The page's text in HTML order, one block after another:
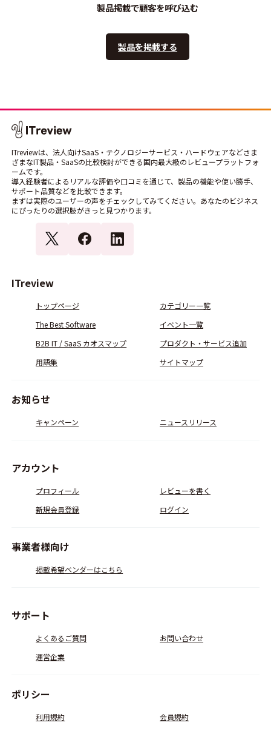
製品掲載で顧客を呼び込む
製品を掲載する
ITreviewは、法人向けSaaS・テクノロジーサービス・ハードウェアなどさま
ざまなIT製品・SaaSの比較検討ができる国内最大級のレビュープラットフォ
ームです。
導入経験者によるリアルな評価や口コミを通じて、製品の機能や使い勝手、
サポート品質などを比較できます。
まずは実際のユーザーの声をチェックしてみてください。あなたのビジネス
にぴったりの選択肢がきっと見つかります。
ITreview
トップページ
カテゴリー一覧
The Best Software
イベント一覧
B2B IT / SaaS カオスマップ
プロダクト・サービス追加
用語集
サイトマップ
お知らせ
キャンペーン ニュースリリース
アカウント
プロフィール
レビューを書く
新規会員登録
ログイン
事業者様向け
掲載希望ベンダーはこちら
サポート
よくあるご質問
お問い合わせ
運営企業
ポリシー
利用規約
会員規約